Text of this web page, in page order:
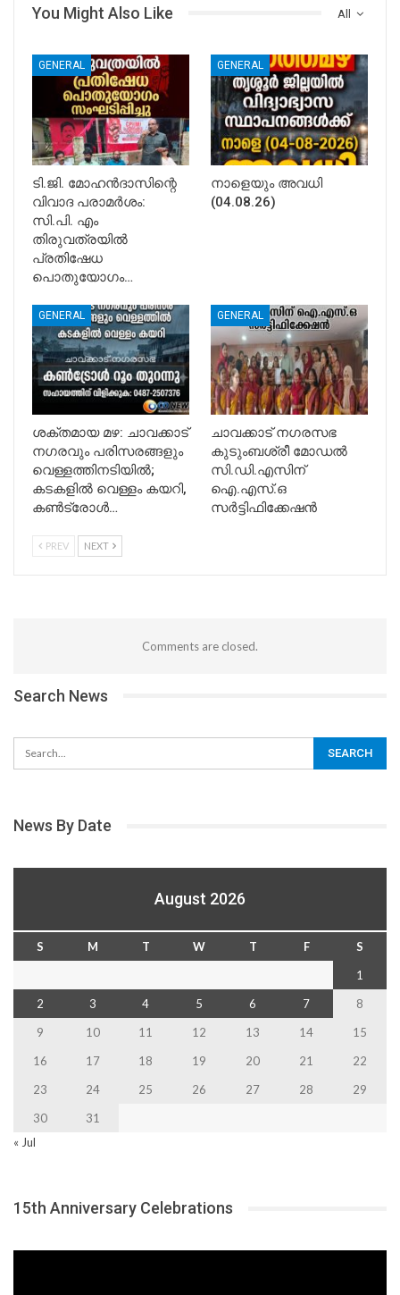
All
You Might Also Like
GENERAL
ടി.ജി. മോഹൻദാസിന്റെ
വിവാദ പരാമർശം:
സി.പി. എം
തിരുവത്രയിൽ
പ്രതിഷേധ
പൊതുയോഗം…
GENERAL
നാളെയും അവധി
(04.08.26)
GENERAL
ശക്തമായ മഴ: ചാവക്കാട്
നഗരവും പരിസരങ്ങളും
വെള്ളത്തിനടിയിൽ;
കടകളിൽ വെള്ളം കയറി,
കൺട്രോൾ…
GENERAL
ചാവക്കാട് നഗരസഭ
കുടുംബശ്രീ മോഡൽ
സി.ഡി.എസിന്
ഐ.എസ്.ഒ
സർട്ടിഫിക്കേഷൻ
PREV NEXT
Comments are closed.
Search News
News By Date
August 2026
S M T W T F
S
1
2
3 4 5 6 7
8
9
10 11 12 13 14
15
16
17 18 19 20 21
22
23
24 25 26 27 28
29
30
31
« Jul
15th Anniversary Celebrations